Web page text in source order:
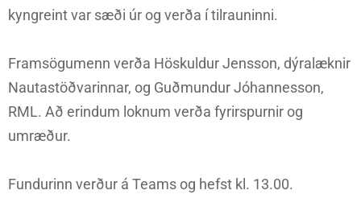
kyngreint var sæði úr og verða í tilrauninni.
Framsögumenn verða Höskuldur Jensson, dýralæknir
Nautastöðvarinnar, og Guðmundur Jóhannesson,
RML. Að erindum loknum verða fyrirspurnir og
umræður.
Fundurinn verður á Teams og hefst kl. 13.00.